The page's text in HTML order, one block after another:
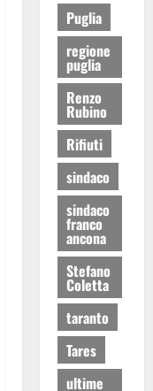
Puglia
regione
puglia
Renzo
Rubino
Rifiuti
sindaco
sindaco
franco
ancona
Stefano
Coletta
taranto
Tares
ultime